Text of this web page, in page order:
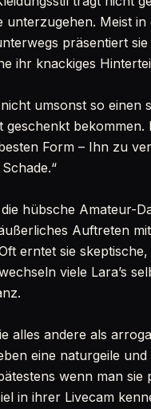
unterzugehen. Meist in
präsentiert
ihr knackiges
umsonst so einen
geschenkt
Form – Ihn zu
hübsche Amateur-
Auftreten
erntet sie
viele Lara’s
alles andere als
eine naturgeile
wenn man sie
in ihrer Livecam